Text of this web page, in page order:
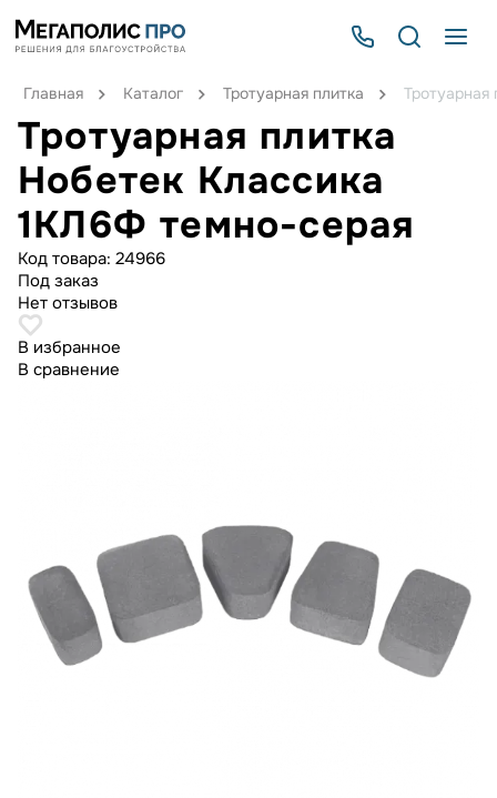
Главная Каталог Тротуарная плитка
Тротуарная плитка
Нобетек Классика
1КЛ6Ф темно-серая
Код товара: 24966
Под заказ
Нет отзывов
В избранное
В сравнение